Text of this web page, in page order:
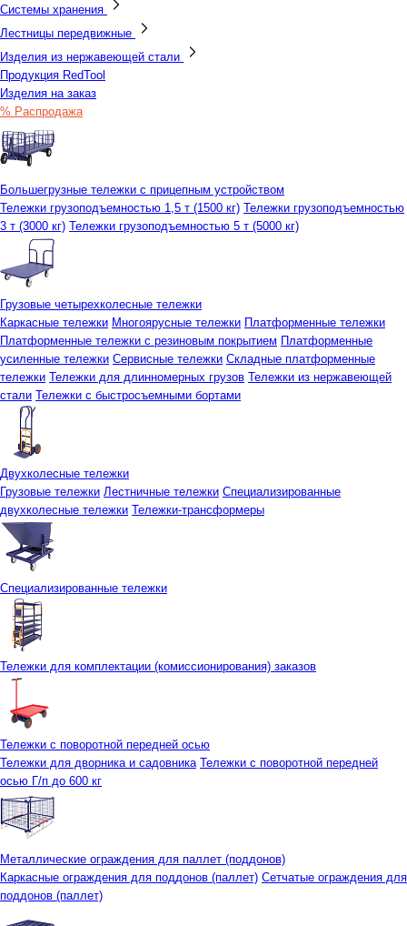
Системы хранения
Лестницы передвижные
Изделия из нержавеющей стали
Продукция RedTool
Изделия на заказ
% Распродажа
Большегрузные тележки с прицепным устройством
Тележки грузоподъемностью 1,5 т (1500 кг) Тележки грузоподъемностью
3 т (3000 кг) Тележки грузоподъемностью 5 т (5000 кг)
Грузовые четырехколесные тележки
Каркасные тележки Многоярусные тележки Платформенные тележки
Платформенные тележки с резиновым покрытием Платформенные
усиленные тележки Сервисные тележки Складные платформенные
тележки Тележки для длинномерных грузов Тележки из нержавеющей
стали Тележки с быстросъемными бортами
Двухколесные тележки
Грузовые тележки Лестничные тележки Специализированные
двухколесные тележки Тележки-трансформеры
Специализированные тележки
Тележки для комплектации (комиссионирования) заказов
Тележки с поворотной передней осью
Тележки для дворника и садовника Тележки с поворотной передней
осью Г/п до 600 кг
Металлические ограждения для паллет (поддонов)
Каркасные ограждения для поддонов (паллет) Сетчатые ограждения для
поддонов (паллет)